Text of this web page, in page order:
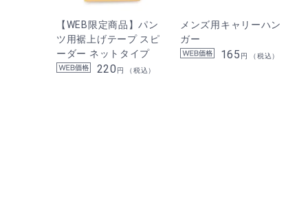
【WEB限定商品】パン
ツ用裾上げテープ スピ
ーダー ネットタイプ
220 円 （税込）
メンズ用キャリーハン
ガー
165 円 （税込）